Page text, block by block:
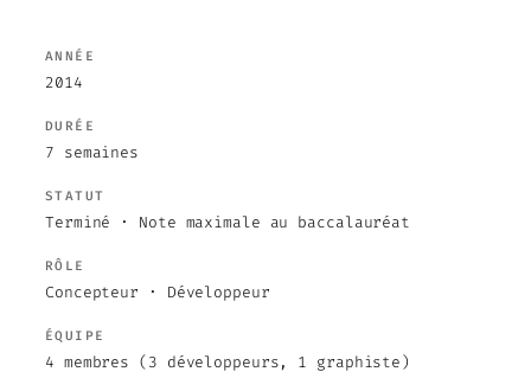
ANNÉE
2014
DURÉE
7 semaines
STATUT
Terminé · Note maximale au baccalauréat
RÔLE
Concepteur · Développeur
ÉQUIPE
4 membres (3 développeurs, 1 graphiste)